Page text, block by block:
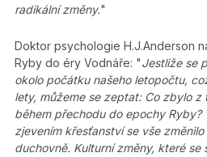
radikální změny."
Doktor psychologie H.J.Anderson
Ryby do éry Vodnáře: "Jestliže se
okolo počátku našeho letopočtu,
lety, můžeme se zeptat: Co zbylo z
během přechodu do epochy Ryby?
zjevením křesťanství se vše
duchovně. Kulturní změny, které se